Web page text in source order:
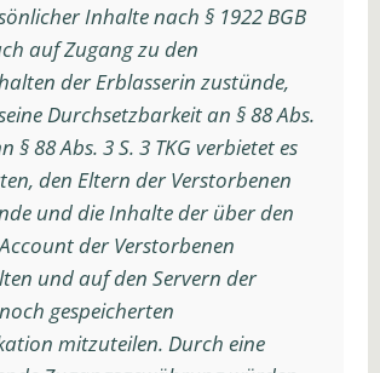
Inhalte nach § 1922 BGB
auf Zugang zu den
der Erblasserin zustünde,
Durchsetzbarkeit an § 88 Abs.
§ 88 Abs. 3 S. 3 TKG verbietet es
den Eltern der Verstorbenen
und die Inhalte der über den
der Verstorbenen
und auf den Servern der
gespeicherten
mitzuteilen. Durch eine